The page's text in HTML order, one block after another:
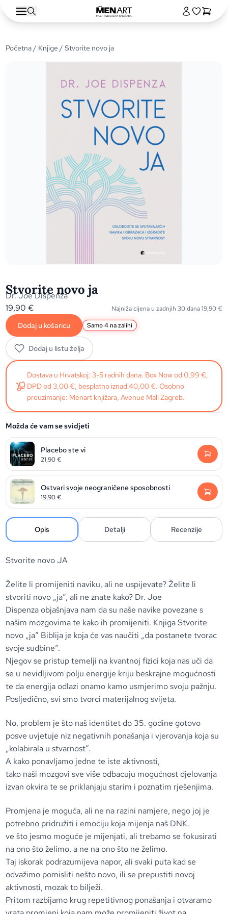
Početna/ Knjige / Stvorite novo ja
Stvorite novo ja
Dr. Joe Dispenza
19,90€ Najniža cijena u zadnjih 30 dana19,90€
Dodaj u košaricu Samo 4 na zalihi
Dodaj u listu želja
Dostava u Hrvatskoj: 3-5 radnih dana. Box Now od 0,99 €,
DPD od 3,00 €, besplatno iznad 40,00 €. Osobno
preuzimanje: Menart knjižara, Avenue Mall Zagreb.
Možda će vam se svidjeti
Placebo ste vi
21,90€
Ostvari svoje neograničene sposobnosti
19,90€
Opis Detalji Recenzije
Stvorite novo JA
Želite li promijeniti naviku, ali ne uspijevate? Želite li
stvoriti novo „ja“, ali ne znate kako? Dr. Joe
Dispenza objašnjava nam da su naše navike povezane s
našim mozgovima te kako ih promijeniti. KnjigaStvorite
novo „ja“ Biblija je koja će vas naučiti „da postanete tvorac
svoje sudbine“.
Njegov se pristup temelji na kvantnoj fizici koja nas uči da
se u nevidljivom polju energije kriju beskrajne mogućnosti
te da energija odlazi onamo kamo usmjerimo svoju pažnju.
Posljedično, svi smo tvorci materijalnog svijeta.
No, problem je što naš identitet do 35. godine gotovo
posve uvjetuje niz negativnih ponašanja i vjerovanja koja su
„kolabirala u stvarnost“.
A kako ponavljamo jedne te iste aktivnosti,
tako naši mozgovi sve više odbacuju mogućnost djelovanja
izvan okvira te se priklanjaju starim i poznatim rješenjima.
Promjena je moguća, ali ne na razini namjere, nego joj je
potrebno pridružiti i emociju koja mijenja naš DNK.
ve što jesmo moguće je mijenjati, ali trebamo se fokusirati
na ono što želimo, a ne na ono što ne želimo.
Taj iskorak podrazumijeva napor, ali svaki puta kad se
odvažimo pomisliti nešto novo, ili se prepustiti novoj
aktivnosti, mozak to bilježi.
Pritom razbijamo krug repetitivnog ponašanja i otvaramo